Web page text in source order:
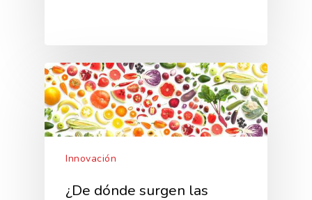
Innovación
¿De dónde surgen las